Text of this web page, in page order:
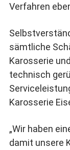
Verfahren
sämtliche
Karosserie
technisch
Karosserie
„Wir haben
damit unsere